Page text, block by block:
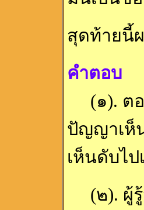
สุดท้ายนี้
คำตอบ
(๑). ตอ
ปัญญาเห็
เห็นดับไ
(๒). ผู้รู้